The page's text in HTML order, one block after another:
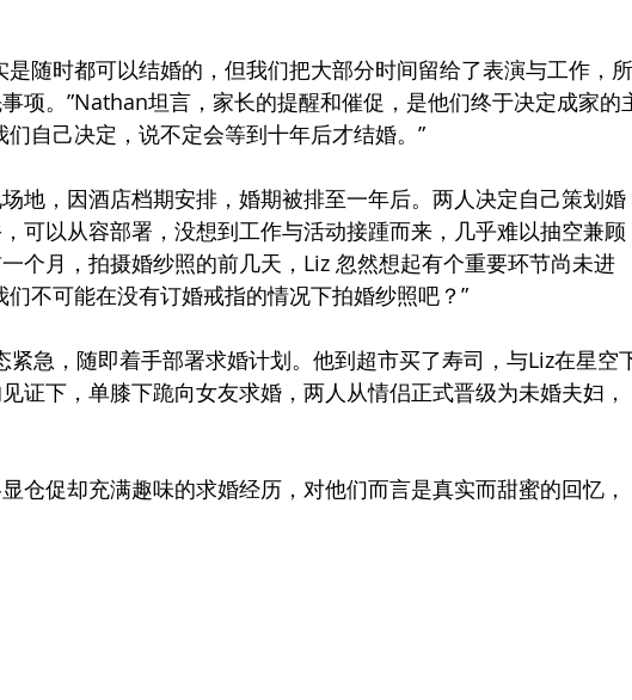
是随时都可以结婚的，但我们把大部分时间留给了表演与工作，所
项。”Nathan坦言，家长的提醒和催促，是他们终于决定成家的
们自己决定，说不定会等到十年后才结婚。”
地，因酒店档期安排，婚期被排至一年后。两人决定自己策划婚
可以从容部署，没想到工作与活动接踵而来，几乎难以抽空兼顾
个月，拍摄婚纱照的前几天，Liz 忽然想起有个重要环节尚未进
们不可能在没有订婚戒指的情况下拍婚纱照吧？”
急，随即着手部署求婚计划。他到超市买了寿司，与Liz在星空
证下，单膝下跪向女友求婚，两人从情侣正式晋级为未婚夫妇，
仓促却充满趣味的求婚经历，对他们而言是真实而甜蜜的回忆，